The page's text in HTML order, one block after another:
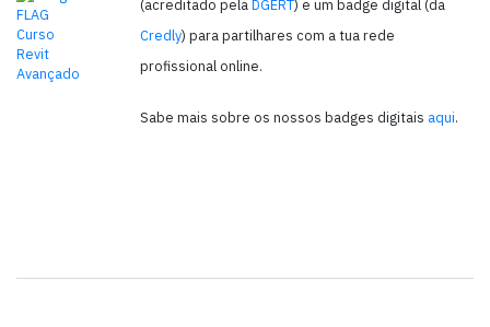
(acreditado pelaDGERT) e um badge digital (da
Credly) para partilhares com a tua rede
profissional online.
Sabe mais sobre os nossos badges digitais aqui.